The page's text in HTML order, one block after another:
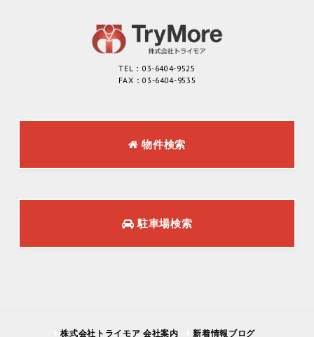
TEL：03-6404-9525
FAX：03-6404-9535
物件検索
駐車場検索
株式会社トライモア 会社案内 新着情報ブログ